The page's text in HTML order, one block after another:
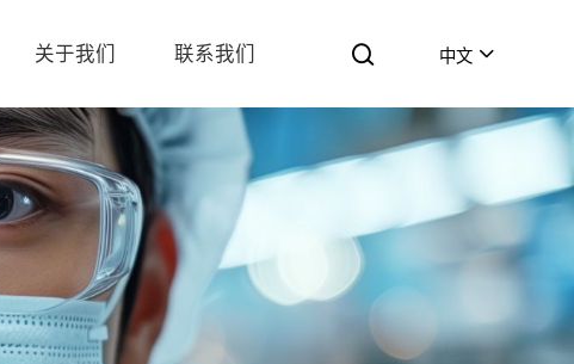
关于我们 联系我们 中文